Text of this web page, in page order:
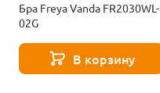
Бра Freya Vanda FR2030WL-
02G
В корзину